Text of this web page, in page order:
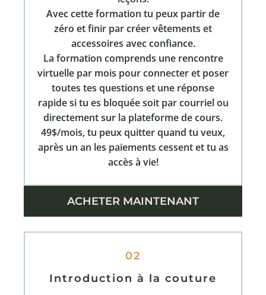
Avec cette formation tu peux partir de
zéro et finir par créer vêtements et
accessoires avec confiance.
La formation comprends une rencontre
virtuelle par mois pour connecter et poser
toutes tes questions et une réponse
rapide si tu es bloquée soit par courriel ou
directement sur la plateforme de cours.
49$/mois, tu peux quitter quand tu veux,
après un an les paiements cessent et tu as
accès à vie!
ACHETER MAINTENANT
02
Introduction à la couture